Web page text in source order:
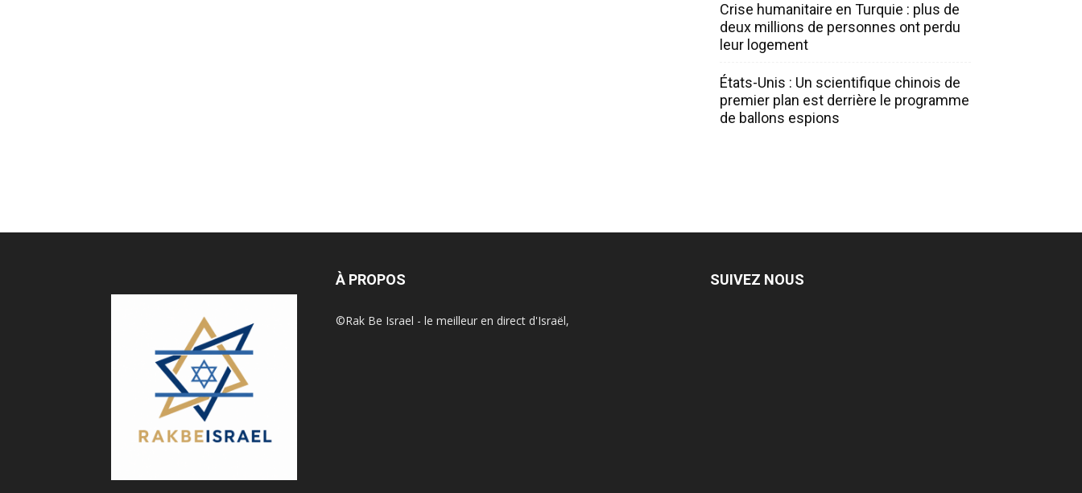
Crise humanitaire en Turquie : plus de
deux millions de personnes ont perdu
leur logement
États-Unis : Un scientifique chinois de
premier plan est derrière le programme
de ballons espions
À PROPOS
©Rak Be Israel - le meilleur en direct d'Israël,
SUIVEZ NOUS